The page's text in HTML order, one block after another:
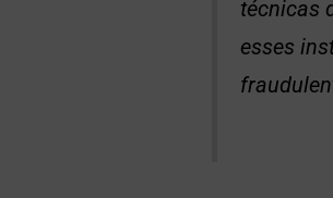
técnicas
esses